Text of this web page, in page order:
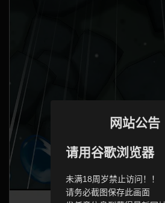
网站公告
请用谷歌浏览器
未满18周岁禁止访问！！
请务必截图保存此画面